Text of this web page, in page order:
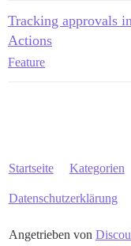
Tracking approvals
Actions
Feature
Startseite Kategorien
Datenschutzerklärung
Angetrieben von